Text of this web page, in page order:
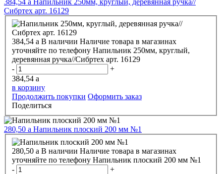
384,54 a Напильник 250мм, круглый, деревянная ручка//
Сибртех арт. 16129
384,54 a В наличии Наличие товара в магазинах
уточняйте по телефону Напильник 250мм, круглый,
деревянная ручка//Сибртех арт. 16129
-
+
384,54 a
в корзину
Продолжить покупки Оформить заказ
Поделиться
280,50 a Напильник плоский 200 мм №1
280,50 a В наличии Наличие товара в магазинах
уточняйте по телефону Напильник плоский 200 мм №1
-
+